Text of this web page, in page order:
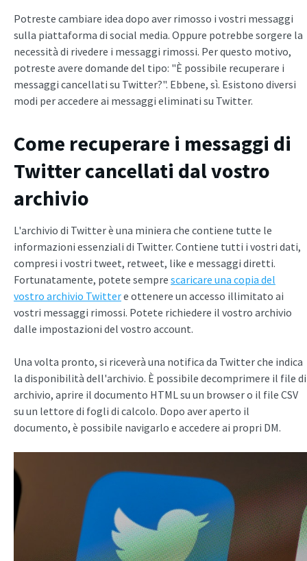
Potreste cambiare idea dopo aver rimosso i vostri messaggi
sulla piattaforma di social media. Oppure potrebbe sorgere la
necessità di rivedere i messaggi rimossi. Per questo motivo,
potreste avere domande del tipo: "È possibile recuperare i
messaggi cancellati su Twitter?". Ebbene, sì. Esistono diversi
modi per accedere ai messaggi eliminati su Twitter.
Come recuperare i messaggi di
Twitter cancellati dal vostro
archivio
L'archivio di Twitter è una miniera che contiene tutte le
informazioni essenziali di Twitter. Contiene tutti i vostri dati,
compresi i vostri tweet, retweet, like e messaggi diretti.
Fortunatamente, potete sempre scaricare una copia del
vostro archivio Twittere ottenere un accesso illimitato ai
vostri messaggi rimossi. Potete richiedere il vostro archivio
dalle impostazioni del vostro account.
Una volta pronto, si riceverà una notifica da Twitter che indica
la disponibilità dell'archivio. È possibile decomprimere il file di
archivio, aprire il documento HTML su un browser o il file CSV
su un lettore di fogli di calcolo. Dopo aver aperto il
documento, è possibile navigarlo e accedere ai propri DM.